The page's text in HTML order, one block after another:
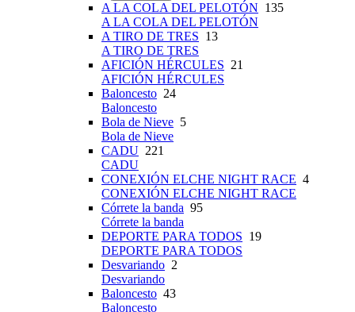
A LA COLA DEL PELOTÓN 135
A LA COLA DEL PELOTÓN
A TIRO DE TRES 13
A TIRO DE TRES
AFICIÓN HÉRCULES 21
AFICIÓN HÉRCULES
Baloncesto 24
Baloncesto
Bola de Nieve 5
Bola de Nieve
CADU 221
CADU
CONEXIÓN ELCHE NIGHT RACE 4
CONEXIÓN ELCHE NIGHT RACE
Córrete la banda 95
Córrete la banda
DEPORTE PARA TODOS 19
DEPORTE PARA TODOS
Desvariando 2
Desvariando
Baloncesto 43
Baloncesto